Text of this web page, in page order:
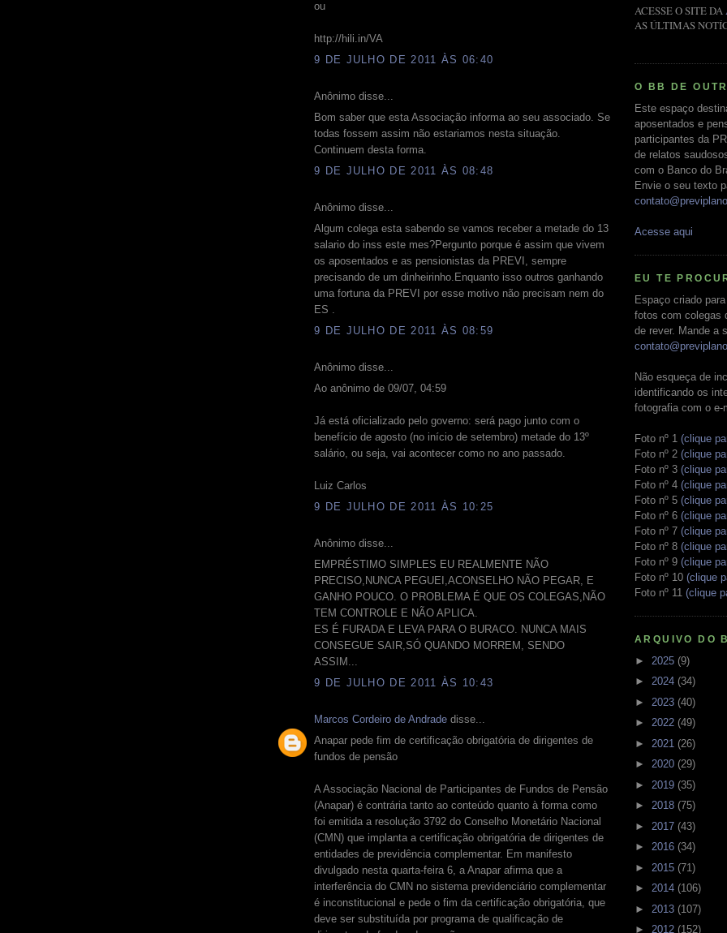
ou
http://hili.in/VA
9 DE JULHO DE 2011 ÀS 06:40
Anônimo disse...
Bom saber que esta Associação informa ao seu associado. Se
todas fossem assim não estariamos nesta situação.
Continuem desta forma.
9 DE JULHO DE 2011 ÀS 08:48
Anônimo disse...
Algum colega esta sabendo se vamos receber a metade do 13
salario do inss este mes?Pergunto porque é assim que vivem
os aposentados e as pensionistas da PREVI, sempre
precisando de um dinheirinho.Enquanto isso outros ganhando
uma fortuna da PREVI por esse motivo não precisam nem do
ES .
9 DE JULHO DE 2011 ÀS 08:59
Anônimo disse...
Ao anônimo de 09/07, 04:59
Já está oficializado pelo governo: será pago junto com o
benefício de agosto (no início de setembro) metade do 13º
salário, ou seja, vai acontecer como no ano passado.
Luiz Carlos
9 DE JULHO DE 2011 ÀS 10:25
Anônimo disse...
EMPRÉSTIMO SIMPLES EU REALMENTE NÃO
PRECISO,NUNCA PEGUEI,ACONSELHO NÃO PEGAR, E
GANHO POUCO. O PROBLEMA É QUE OS COLEGAS,NÃO
TEM CONTROLE E NÃO APLICA.
ES É FURADA E LEVA PARA O BURACO. NUNCA MAIS
CONSEGUE SAIR,SÓ QUANDO MORREM, SENDO
ASSIM...
9 DE JULHO DE 2011 ÀS 10:43
Marcos Cordeiro de Andrade disse...
Anapar pede fim de certificação obrigatória de dirigentes de
fundos de pensão
A Associação Nacional de Participantes de Fundos de Pensão
(Anapar) é contrária tanto ao conteúdo quanto à forma como
foi emitida a resolução 3792 do Conselho Monetário Nacional
(CMN) que implanta a certificação obrigatória de dirigentes de
entidades de previdência complementar. Em manifesto
divulgado nesta quarta-feira 6, a Anapar afirma que a
interferência do CMN no sistema previdenciário complementar
é inconstitucional e pede o fim da certificação obrigatória, que
deve ser substituída por programa de qualificação de
ACESSE O SITE DA
AS ÚLTIMAS
O BB DE
Este espaço
aposentados e
participantes da
de relatos
com o Banco do
Envie o seu texto
Acesse aqui
EU TE
Espaço criado
fotos com colegas
de rever. Mande a
Não esqueça de
identificando os
fotografia com o e-
Foto nº 1 (clique
Foto nº 2 (clique
Foto nº 3 (clique
Foto nº 4 (clique
Foto nº 5 (clique
Foto nº 6 (clique
Foto nº 7 (clique
Foto nº 8 (clique
Foto nº 9 (clique
Foto nº 10 (clique
Foto nº 11 (clique
ARQUIVO DO
► 2025 (9)
► 2024 (34)
► 2023 (40)
► 2022 (49)
► 2021 (26)
► 2020 (29)
► 2019 (35)
► 2018 (75)
► 2017 (43)
► 2016 (34)
► 2015 (71)
► 2014 (106)
► 2013 (107)
► 2012 (152)